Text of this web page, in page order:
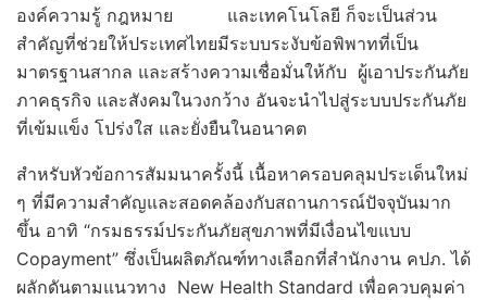
องค์ความรู้ กฎหมาย และเทคโนโลยี ก็จะเป็นส่วน
สำคัญที่ช่วยให้ประเทศไทยมีระบบระงับข้อพิพาทที่เป็น
มาตรฐานสากล และสร้างความเชื่อมั่นให้กับ ผู้เอาประกันภัย
ภาคธุรกิจ และสังคมในวงกว้าง อันจะนำไปสู่ระบบประกันภัย
ที่เข้มแข็ง โปร่งใส และยั่งยืนในอนาคต
สำหรับหัวข้อการสัมมนาครั้งนี้ เนื้อหาครอบคลุมประเด็นใหม่
ๆ ที่มีความสำคัญและสอดคล้องกับสถานการณ์ปัจจุบันมาก
ขึ้น อาทิ “กรมธรรม์ประกันภัยสุขภาพที่มีเงื่อนไขแบบ
Copayment” ซึ่งเป็นผลิตภัณฑ์ทางเลือกที่สำนักงาน คปภ. ได้
ผลักดันตามแนวทาง New Health Standard เพื่อควบคุมค่า